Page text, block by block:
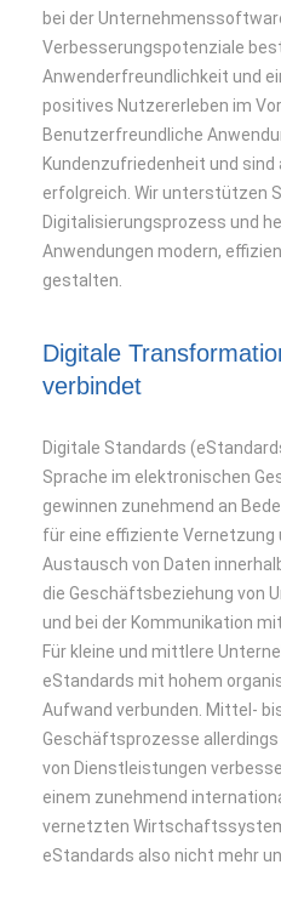
bei der
Verbesserungspotenziale
Anwenderfreundlichkeit und
positives Nutzererleben im
Benutzerfreundliche
Kundenzufriedenheit und
erfolgreich. Wir unterstützen
Digitalisierungsprozess und
Anwendungen modern,
gestalten.
Digitale
verbindet
Digitale Standards
Sprache im elektronischen
gewinnen zunehmend an
für eine effiziente
Austausch von Daten
die Geschäftsbeziehung von
und bei der Kommunikation
Für kleine und mittlere
eStandards mit hohem
Aufwand verbunden. Mittel-
Geschäftsprozesse
von Dienstleistungen
einem zunehmend
vernetzten
eStandards also nicht mehr